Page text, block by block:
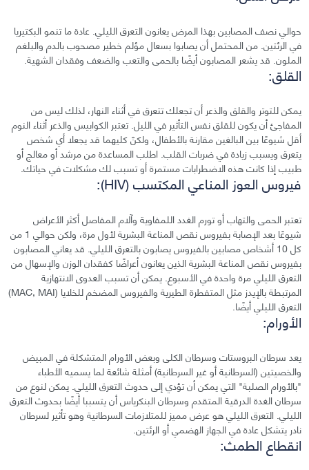
حوالي نصف المصابين بهذا المرض يعانون التعرق الليلي. عادة ما تنمو البكتيريا
في الرئتين. من المحتمل أن يصابوا بسعال مؤلم خطير مصحوب بالدم والبلغم
الملون. قد يشعر المصابون أيضًا بالحمى والتعب والضعف وفقدان الشهية.
القلق:
يمكن للتوتر والقلق والذعر أن تجعلك تتعرق في أثناء النهار، لذلك ليس من
المفاجئ أن يكون للقلق نفس التأثير في الليل. تعتبر الكوابيس والذعر أثناء النوم
أقل شيوعًا بين البالغين مقارنة بالأطفال، ولكنّ كليهما قد يجعلا أي شخص
يتعرق ويسبب زيادة في ضربات القلب. اطلب المساعدة من مرشد أو معالج أو
طبيب إذا كانت هذه الاضطرابات مستمرة أو تسبب لك مشكلات في حياتك.
فيروس العوز المناعي المكتسب (HIV):
تعتبر الحمى والتهاب أو تورم الغدد اللمفاوية وآلام المفاصل أكثر الأعراض
شيوعًا بعد الإصابة بفيروس نقص المناعة البشرية لأول مرة، ولكن حوالي 1 من
كل 10 أشخاص مصابين بالفيروس يصابون بالتعرق الليلي. قد يعاني المصابون
بفيروس نقص المناعة البشرية الذين يعانون أعراضًا كفقدان الوزن والإسهال من
التعرق الليلي مرة واحدة في الأسبوع. يمكن أن تسبب العدوى الانتهازية
المرتبطة بالإيدز مثل المتفطرة الطيرية والفيروس المضخم للخلايا (MAC, MAI)
التعرق الليلي أيضًا.
الأورام:
يعد سرطان البروستات وسرطان الكلى وبعض الأورام المتشكلة في المبيض
والخصيتين (السرطانية أو غير السرطانية) أمثلة شائعة لما يسميه الأطباء
"بالأورام الصلبة" التي يمكن أن تؤدي إلى حدوث التعرق الليلي. يمكن لنوع من
سرطان الغدة الدرقية المتقدم وسرطان البنكرياس أن يتسببا أيضًا بحدوث التعرق
الليلي. التعرق الليلي هو عرض مميز للمتلازمات السرطانية وهو تأثير لسرطان
نادر يتشكل عادة في الجهاز الهضمي أو الرئتين.
انقطاع الطمث: